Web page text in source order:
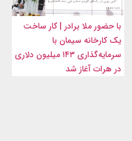
با حضور ملا برادر | کار ساخت
یک کارخانه سیمان با
سرمایه‌گذاری ۱۴۳ میلیون دلاری
در هرات آغاز شد